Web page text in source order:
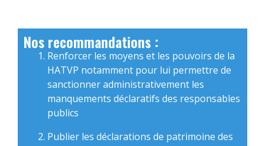
Nos recommandations :
Renforcer les moyens et les pouvoirs de la
HATVP notamment pour lui permettre de
sanctionner administrativement les
manquements déclaratifs des responsables
publics
Publier les déclarations de patrimoine des